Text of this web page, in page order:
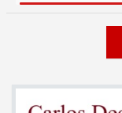
entradas